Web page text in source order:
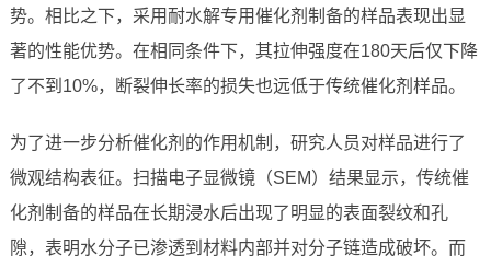
势。相比之下，采用耐水解专用催化剂制备的样品表现出显
著的性能优势。在相同条件下，其拉伸强度在180天后仅下降
了不到10%，断裂伸长率的损失也远低于传统催化剂样品。
为了进一步分析催化剂的作用机制，研究人员对样品进行了
微观结构表征。扫描电子显微镜（SEM）结果显示，传统催
化剂制备的样品在长期浸水后出现了明显的表面裂纹和孔
隙，表明水分子已渗透到材料内部并对分子链造成破坏。而